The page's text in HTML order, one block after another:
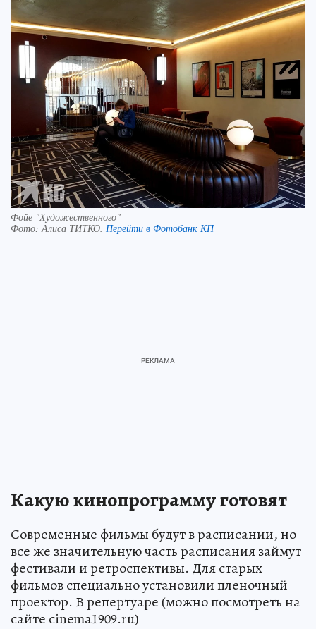
Фойе "Художественного"
Фото: Алиса ТИТКО. Перейти в Фотобанк КП
Какую кинопрограмму готовят
Современные фильмы будут в расписании, но
все же значительную часть расписания займут
фестивали и ретроспективы. Для старых
фильмов специально установили пленочный
проектор. В репертуаре (можно посмотреть на
сайте cinema1909.ru)